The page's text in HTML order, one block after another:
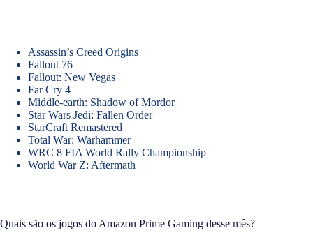
Assassin’s Creed Origins
Fallout 76
Fallout: New Vegas
Far Cry 4
Middle-earth: Shadow of Mordor
Star Wars Jedi: Fallen Order
StarCraft Remastered
Total War: Warhammer
WRC 8 FIA World Rally Championship
World War Z: Aftermath
Quais são os jogos do Amazon Prime Gaming desse mês?